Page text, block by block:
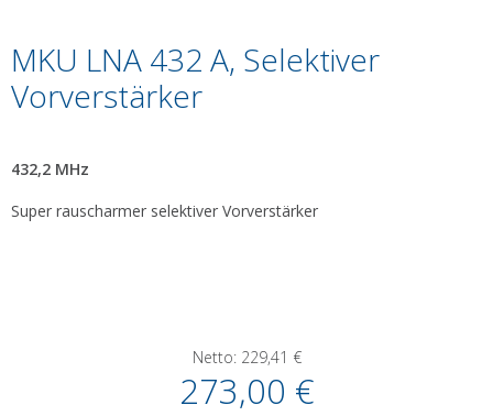
MKU LNA 432 A, Selektiver
Vorverstärker
432,2 MHz
Super rauscharmer selektiver Vorverstärker
Netto: 229,41 €
273,00 €